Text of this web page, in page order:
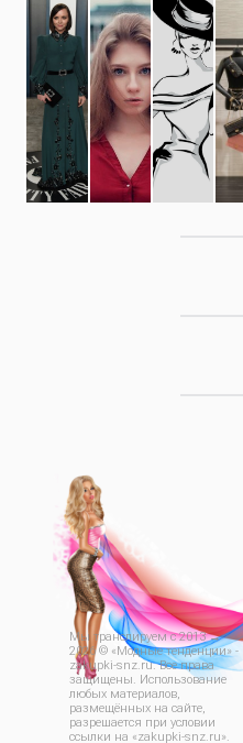
Мы транслируем с 2013→
2026© «Модные тенденции» -
zakupki-snz.ru. Все права
защищены. Использование
любых материалов,
размещённых на сайте,
разрешается при условии
ссылки на «zakupki-snz.ru».